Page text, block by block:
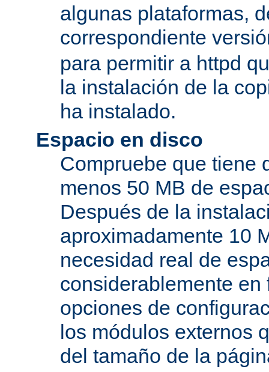
algunas plataformas,
correspondiente
para permitir a httpd
la instalación de la
ha instalado.
Espacio en disco
Compruebe que tiene
menos 50 MB de
Después de la
aproximadamente 10
necesidad real de
considerablemente en
opciones de
los módulos externos
del tamaño de la